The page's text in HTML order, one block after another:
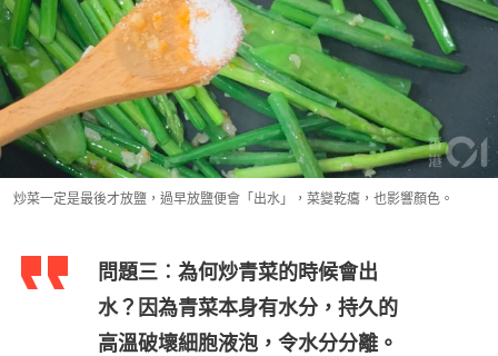
炒菜一定是最後才放鹽，過早放鹽便會「出水」，菜變乾癟，也影響顏色。
問題三︰為何炒青菜的時候會出
水？因為青菜本身有水分，持久的
高溫破壞細胞液泡，令水分分離。